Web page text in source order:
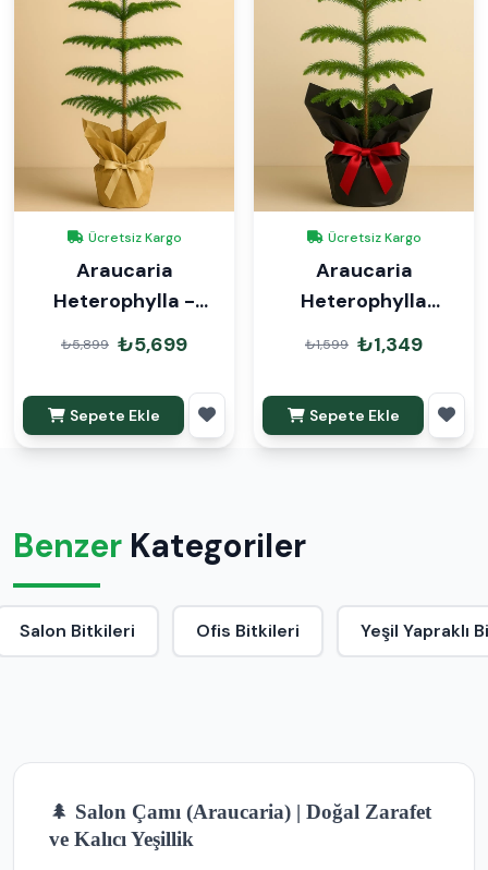
Ücretsiz Kargo
Araucaria
Heterophylla -
Arokarya Çam 100-
120 cm Hediye
Paketli
₺5,899 ₺5,699
Sepete Ekle
Ücretsiz Kargo
Araucaria
Heterophylla
Arokarya Çam 45cm
Hediye Paketli
₺1,599 ₺1,349
Sepete Ekle
Benzer Kategoriler
Salon Bitkileri Ofis Bitkileri Yeşil Yapraklı
🌲 Salon Çamı (Araucaria) | Doğal Zarafet
ve Kalıcı Yeşillik